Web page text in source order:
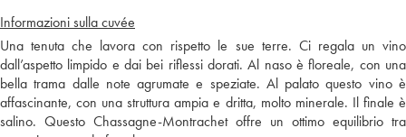
Informazioni sulla cuvée
Una tenuta che lavora con rispetto le sue terre. Ci regala un vino
dall’aspetto limpido e dai bei riflessi dorati. Al naso è floreale, con una
bella trama dalle note agrumate e speziate. Al palato questo vino è
affascinante, con una struttura ampia e dritta, molto minerale. Il finale è
salino. Questo Chassagne-Montrachet offre un ottimo equilibrio tra